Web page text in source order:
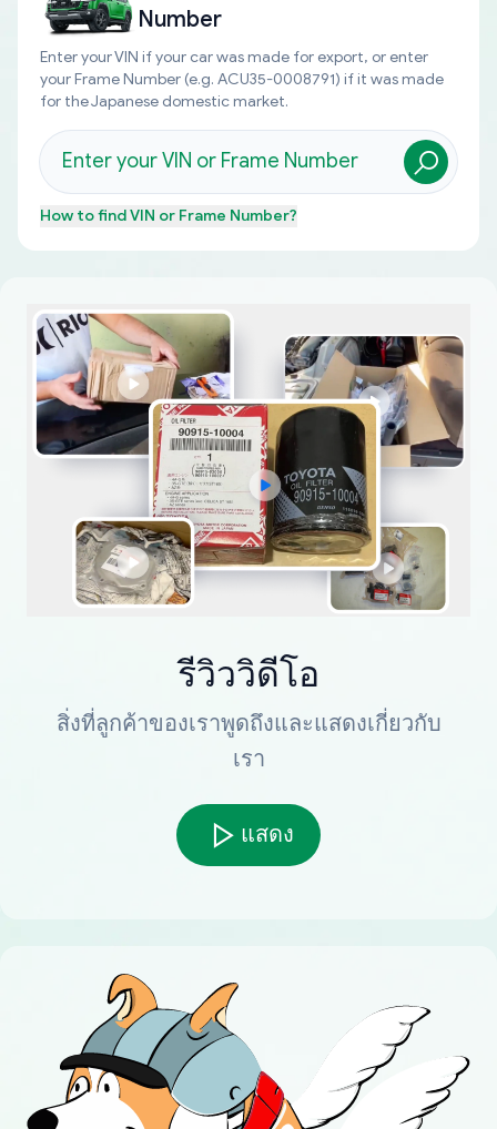
Number
Enter your VIN if your car was made for export, or enter
your Frame Number (e.g. ACU35-0008791) if it was made
for the Japanese domestic market.
How to findVIN or Frame Number?
รีวิววิดีโอ
สิ่งที่ลูกค้าของเราพูดถึงและแสดงเกี่ยวกับ
เรา
แสดง